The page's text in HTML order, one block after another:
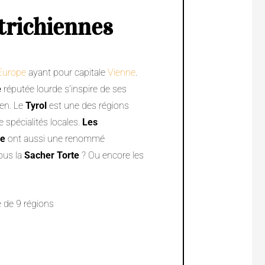
ayant pour capitale Vienne.
réputée lourde s’inspire de ses
Le Tyrol est une des régions
spécialités locales. Les
ont aussi une renommé
la Sacher Torte ? Ou encore les
de 9 régions